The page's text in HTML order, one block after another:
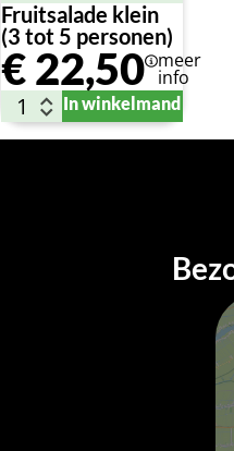
Fruitsalade klein
(3 tot 5 personen)
€22,50 meer
info
In winkelmand